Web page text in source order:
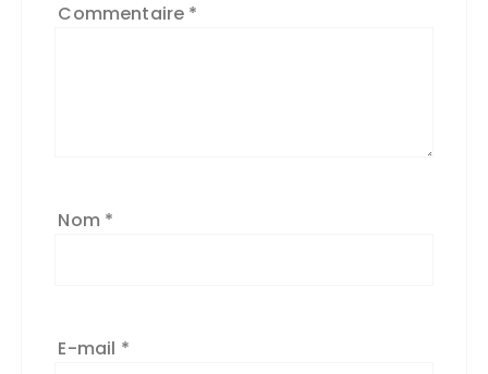
Commentaire *
Nom *
E-mail *